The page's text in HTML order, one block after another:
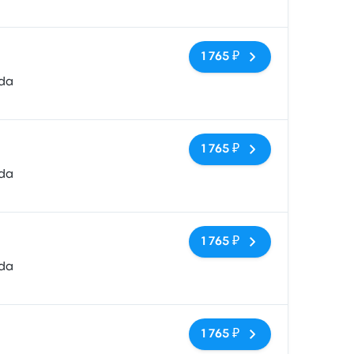
Нет тегов
1 765 ₽
Нет тегов
1 765 ₽
Нет тегов
1 765 ₽
Нет тегов
1 765 ₽